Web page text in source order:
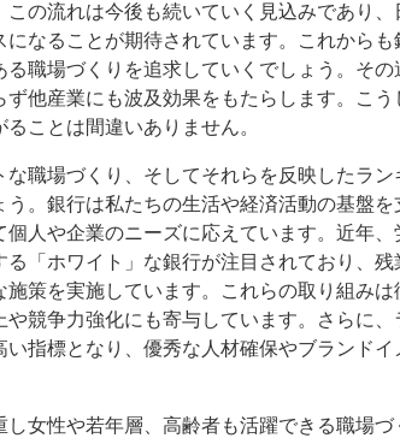
この流れは今後も続いていく見込みであり
になることが期待されています。これから
る職場づくりを追求していくでしょう。そ
ず他産業にも波及効果をもたらします。こ
ことは間違いありません。
な職場づくり、そしてそれらを反映したラ
う。銀行は私たちの生活や経済活動の基盤
人や企業のニーズに応えています。近年
る「ホワイト」な銀行が注目されており、
策を実施しています。これらの取り組み
や競争力強化にも寄与しています。さらに
い指標となり、優秀な人材確保やブランド
女性や若年層、高齢者も活躍できる職場づ